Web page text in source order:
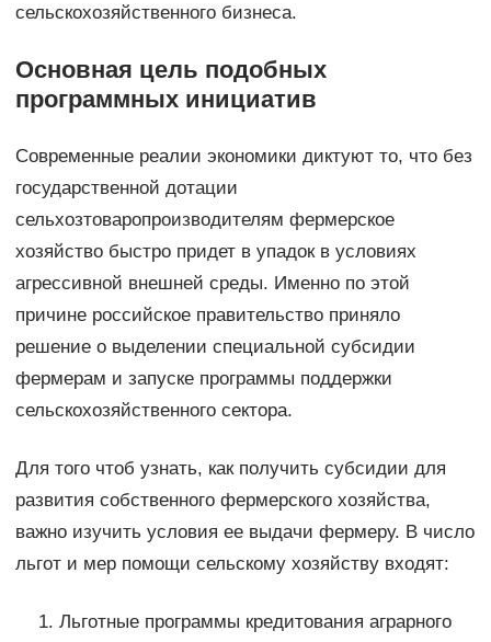
сельскохозяйственного бизнеса.
Основная цель подобных
программных инициатив
Современные реалии экономики диктуют то, что без
государственной дотации
сельхозтоваропроизводителям фермерское
хозяйство быстро придет в упадок в условиях
агрессивной внешней среды. Именно по этой
причине российское правительство приняло
решение о выделении специальной субсидии
фермерам и запуске программы поддержки
сельскохозяйственного сектора.
Для того чтоб узнать, как получить субсидии для
развития собственного фермерского хозяйства,
важно изучить условия ее выдачи фермеру. В число
льгот и мер помощи сельскому хозяйству входят:
Льготные программы кредитования аграрного